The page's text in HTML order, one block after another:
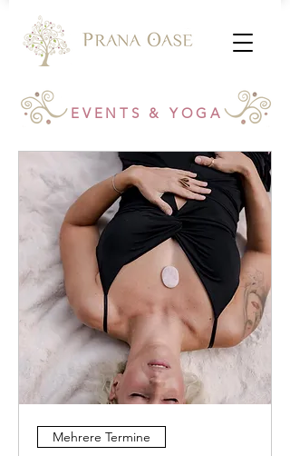
EVENTS & YOGA
Mehrere Termine